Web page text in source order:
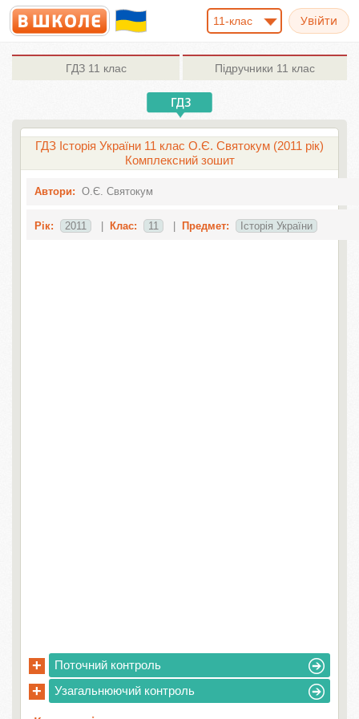
11-клас
ГДЗ11 клас Підручники 11 клас
ГДЗ Історія України 11 клас О.Є. Святокум (2011 рік)
Комплексний зошит
Автори: О.Є. Святокум
Рік: 2011 Клас: 11 Предмет: Історія України
+ Поточний контроль
+ Узагальнюючий контроль